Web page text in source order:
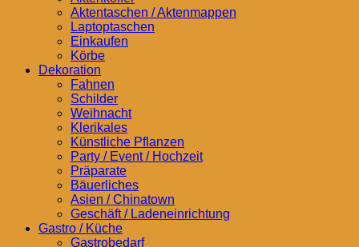
Aktentaschen / Aktenmappen
Laptoptaschen
Einkaufen
Körbe
Dekoration
Fahnen
Schilder
Weihnacht
Klerikales
Künstliche Pflanzen
Party / Event / Hochzeit
Präparate
Bäuerliches
Asien / Chinatown
Geschäft / Ladeneinrichtung
Gastro / Küche
Gastrobedarf